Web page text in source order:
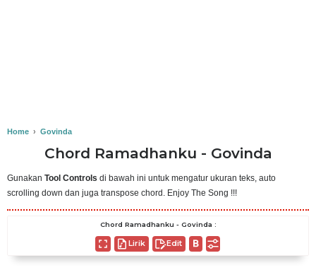
Home › Govinda
Chord Ramadhanku - Govinda
Gunakan Tool Controls di bawah ini untuk mengatur ukuran teks, auto
scrolling down dan juga transpose chord. Enjoy The Song !!!
Chord Ramadhanku - Govinda :
Lirik Edit